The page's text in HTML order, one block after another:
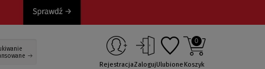
RejestracjaZalogujUlubione
0
Koszyk